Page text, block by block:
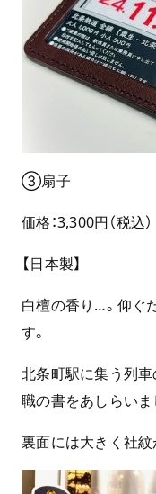
③扇子
価格：3,300円（税込）
【日本製】
白檀の香り…。仰ぐ
す。
北条町駅に集う列車
職の書をあしらいま
裏面には大きく社紋